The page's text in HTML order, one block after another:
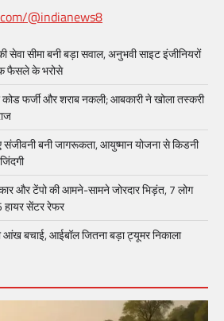
@indianews8
सेवा सीमा बनी बड़ा सवाल, अनुभवी साइट इंजीनियरों
फैसले के भरोसे
फर्जी और शराब नकली; आबकारी ने खोला तस्करी
संजीवनी बनी जागरूकता, आयुष्मान योजना से किडनी
और टेंपो की आमने-सामने जोरदार भिड़ंत, 7 लोग
हायर सेंटर रेफर​
आंख बचाई, आईबॉल जितना बड़ा ट्यूमर निकाला